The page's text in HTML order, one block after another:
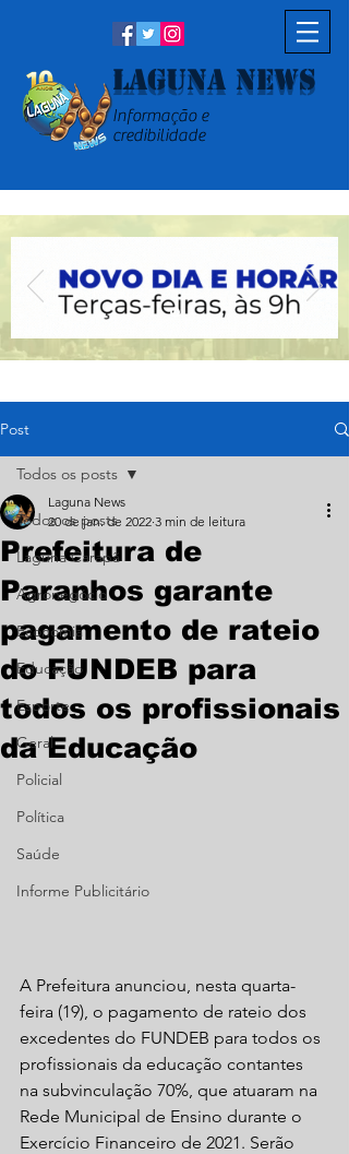
Laguna News
Informação e
credibilidade
Post
Todos os posts
Laguna Carapã
Agronegócio
Economia
Educação
Esporte
Geral
Policial
Política
Saúde
Informe Publicitário
Todos os posts
Prefeitura de
Paranhos garante
pagamento de rateio
do FUNDEB para
todos os profissionais
da Educação
Laguna News
20 de jan. de 2022 3 min de leitura
A Prefeitura anunciou, nesta quarta-
feira (19), o pagamento de rateio dos
excedentes do FUNDEB para todos os
profissionais da educação contantes
na subvinculação 70%, que atuaram na
Rede Municipal de Ensino durante o
Exercício Financeiro de 2021. Serão